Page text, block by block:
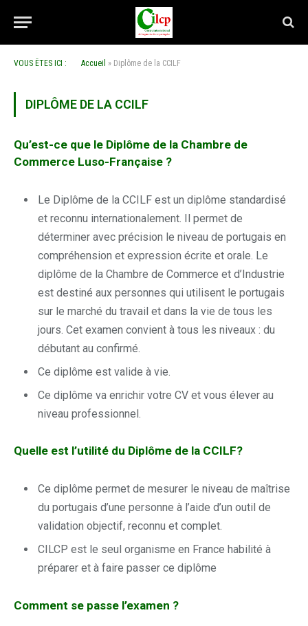
VOUS ÊTES ICI : Accueil » Diplôme de la CCILF
DIPLÔME DE LA CCILF
Qu’est-ce que le Diplôme de la Chambre de
Commerce Luso-Française ?
Le Diplôme de la CCILF est un diplôme standardisé
et reconnu internationalement. Il permet de
déterminer avec précision le niveau de portugais en
compréhension et expression écrite et orale. Le
diplôme de la Chambre de Commerce et d’Industrie
est destiné aux personnes qui utilisent le portugais
sur le marché du travail et dans la vie de tous les
jours. Cet examen convient à tous les niveaux : du
débutant au confirmé.
Ce diplôme est valide à vie.
Ce diplôme va enrichir votre CV et vous élever au
niveau professionnel.
Quelle est l’utilité du Diplôme de la CCILF?
Ce diplôme permet de mesurer le niveau de maîtrise
du portugais d’une personne à l’aide d’un outil de
validation objectif, reconnu et complet.
CILCP est le seul organisme en France habilité à
préparer et à faire passer ce diplôme
Comment se passe l’examen ?